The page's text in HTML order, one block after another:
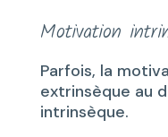
Motivation
Parfois, la
extrinsèque au
intrinsèque.